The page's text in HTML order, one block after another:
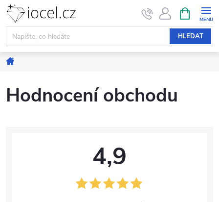
Přejít
obsah
HLEDAT
NÁKUPNÍ
KOŠÍK
Hodnocení obchodu
4,9